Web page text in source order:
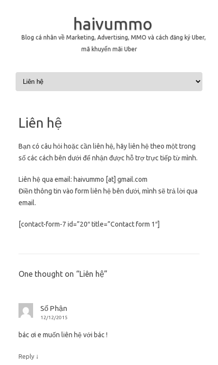
haivummo
Blog cá nhân về Marketing, Advertising, MMO và cách đăng ký Uber,
mã khuyến mãi Uber
Skip to content
Liên hệ
Bạn có câu hỏi hoặc cần liên hệ, hãy liên hệ theo một trong
số các cách bên dưới để nhận được hỗ trợ trực tiếp từ mình.
Liên hệ qua email: haivummo [at] gmail.com
Điền thông tin vào form liên hệ bên dưới, mình sẽ trả lời qua
email.
[contact-form-7 id=”20″ title=”Contact form 1″]
One thought on “Liên hệ”
Số Phận
12/12/2015
bác ơi e muốn liên hệ với bác !
Reply ↓